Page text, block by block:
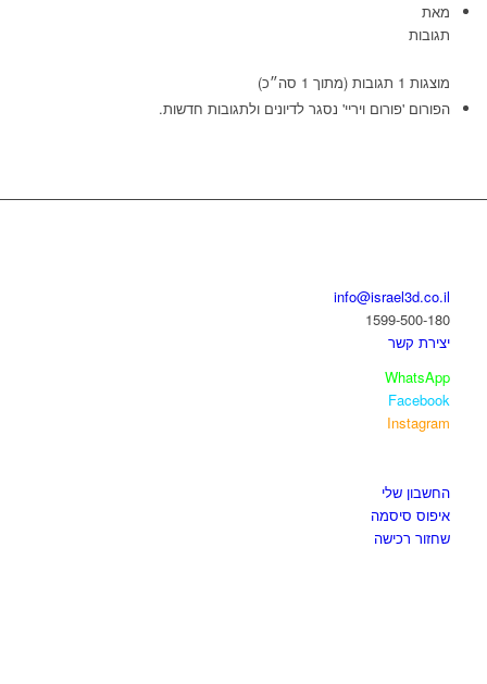
מאת
תגובות
מוצגות 1 תגובות (מתוך 1 סה״כ)
הפורום 'פורום ויריי' נסגר לדיונים ולתגובות חדשות.
info@israel3d.co.il
1599-500-180
יצירת קשר
WhatsApp
Facebook
Instagram
החשבון שלי
איפוס סיסמה
שחזור רכישה